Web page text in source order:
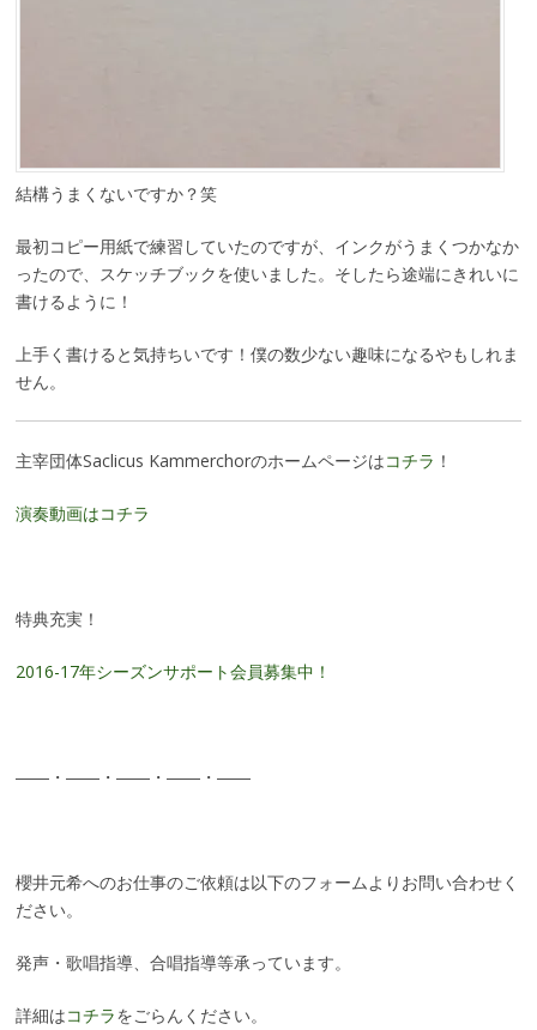
結構うまくないですか？笑
最初コピー用紙で練習していたのですが、インクがうまくつかなか
ったので、スケッチブックを使いました。そしたら途端にきれいに
書けるように！
上手く書けると気持ちいです！僕の数少ない趣味になるやもしれま
せん。
主宰団体Saclicus Kammerchorのホームページはコチラ ！
演奏動画はコチラ
特典充実！
2016-17年シーズンサポート会員募集中！
――・――・――・――・――
櫻井元希へのお仕事のご依頼は以下のフォームよりお問い合わせく
ださい。
発声・歌唱指導、合唱指導等承っています。
詳細はコチラをごらんください。